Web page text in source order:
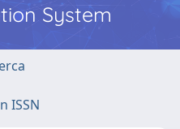
System
ISSN